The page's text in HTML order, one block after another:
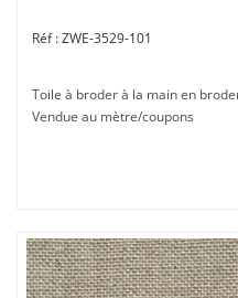
ZWE-3529-101
Toile à broder à la main en
Vendue au mètre/coupons